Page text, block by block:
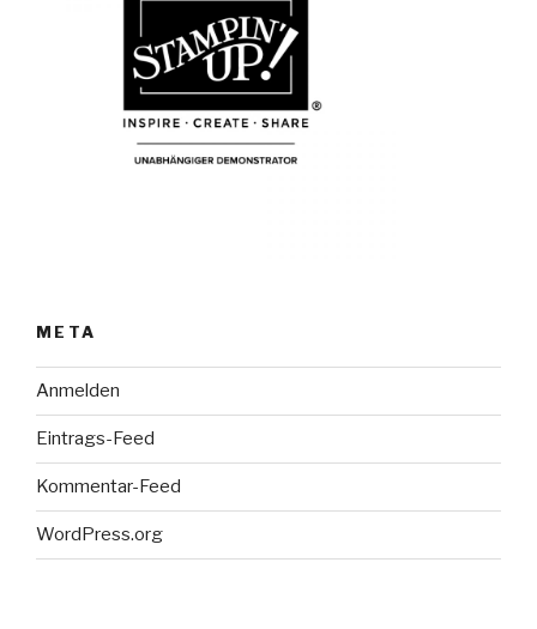
META
Anmelden
Eintrags-Feed
Kommentar-Feed
WordPress.org